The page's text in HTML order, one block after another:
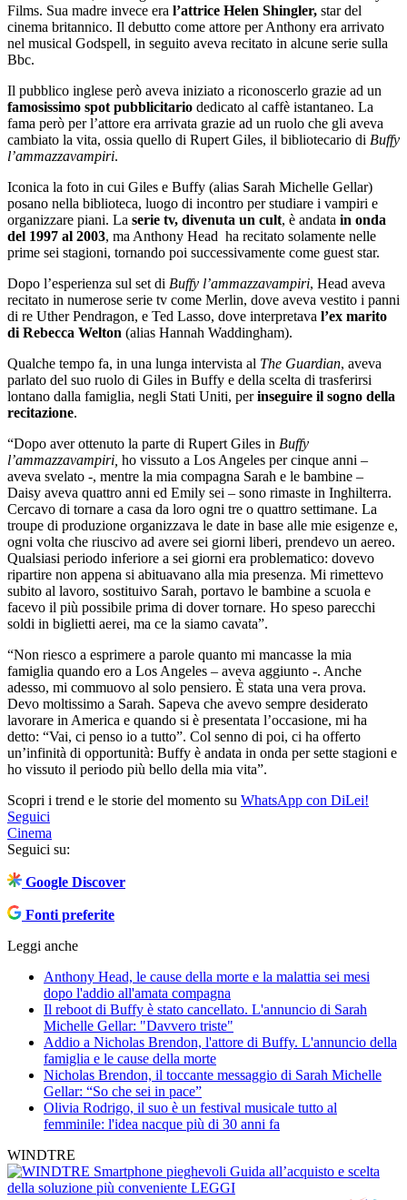
Films. Sua madre invece era l’attrice Helen Shingler, star del
cinema britannico. Il debutto come attore per Anthony era arrivato
nel musical Godspell, in seguito aveva recitato in alcune serie sulla
Bbc.
Il pubblico inglese però aveva iniziato a riconoscerlo grazie ad un
famosissimo spot pubblicitario dedicato al caffè istantaneo. La
fama però per l’attore era arrivata grazie ad un ruolo che gli aveva
cambiato la vita, ossia quello di Rupert Giles, il bibliotecario di Buffy
l’ammazzavampiri.
Iconica la foto in cui Giles e Buffy (alias Sarah Michelle Gellar)
posano nella biblioteca, luogo di incontro per studiare i vampiri e
organizzare piani. La serie tv, divenuta un cult, è andata in onda
del 1997 al 2003, ma Anthony Head ha recitato solamente nelle
prime sei stagioni, tornando poi successivamente come guest star.
Dopo l’esperienza sul set di Buffy l’ammazzavampiri, Head aveva
recitato in numerose serie tv come Merlin, dove aveva vestito i panni
di re Uther Pendragon, e Ted Lasso, dove interpretava l’ex marito
di Rebecca Welton (alias Hannah Waddingham).
Qualche tempo fa, in una lunga intervista al The Guardian, aveva
parlato del suo ruolo di Giles in Buffy e della scelta di trasferirsi
lontano dalla famiglia, negli Stati Uniti, perinseguire il sogno della
recitazione.
“Dopo aver ottenuto la parte di Rupert Giles in Buffy
l’ammazzavampiri, ho vissuto a Los Angeles per cinque anni –
aveva svelato -, mentre la mia compagna Sarah e le bambine –
Daisy aveva quattro anni ed Emily sei – sono rimaste in Inghilterra.
Cercavo di tornare a casa da loro ogni tre o quattro settimane. La
troupe di produzione organizzava le date in base alle mie esigenze e,
ogni volta che riuscivo ad avere sei giorni liberi, prendevo un aereo.
Qualsiasi periodo inferiore a sei giorni era problematico: dovevo
ripartire non appena si abituavano alla mia presenza. Mi rimettevo
subito al lavoro, sostituivo Sarah, portavo le bambine a scuola e
facevo il più possibile prima di dover tornare. Ho speso parecchi
soldi in biglietti aerei, ma ce la siamo cavata”.
“Non riesco a esprimere a parole quanto mi mancasse la mia
famiglia quando ero a Los Angeles – aveva aggiunto -. Anche
adesso, mi commuovo al solo pensiero. È stata una vera prova.
Devo moltissimo a Sarah. Sapeva che avevo sempre desiderato
lavorare in America e quando si è presentata l’occasione, mi ha
detto: “Vai, ci penso io a tutto”. Col senno di poi, ci ha offerto
un’infinità di opportunità: Buffy è andata in onda per sette stagioni e
ho vissuto il periodo più bello della mia vita”.
Scopri i trend e le storie del momento su WhatsApp con DiLei!
Seguici
Cinema
Seguici su:
Google Discover
Fonti preferite
Leggi anche
Anthony Head, le cause della morte e la malattia sei mesi
dopo l'addio all'amata compagna
Il reboot di Buffy è stato cancellato. L'annuncio di Sarah
Michelle Gellar: "Davvero triste"
Addio a Nicholas Brendon, l'attore di Buffy. L'annuncio della
famiglia e le cause della morte
Nicholas Brendon, il toccante messaggio di Sarah Michelle
Gellar: “So che sei in pace”
Olivia Rodrigo, il suo è un festival musicale tutto al
femminile: l'idea nacque più di 30 anni fa
WINDTRE
Smartphone pieghevoli Guida all’acquisto e scelta
della soluzione più conveniente LEGGI